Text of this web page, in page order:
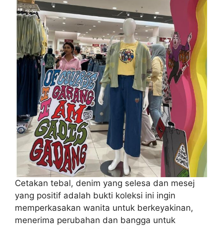
Cetakan tebal, denim yang selesa dan mesej
yang positif adalah bukti koleksi ini ingin
memperkasakan wanita untuk berkeyakinan,
menerima perubahan dan bangga untuk